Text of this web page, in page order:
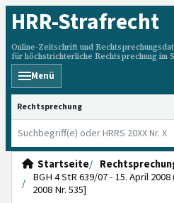
HRR-Strafrecht
Online-Zeitschrift und
für höchstrichterliche Rechtsprechung im
Menü
HRRS durchsuchen
Startseite
BGH 4 StR 639/07 - 15. April
2008 Nr. 535]